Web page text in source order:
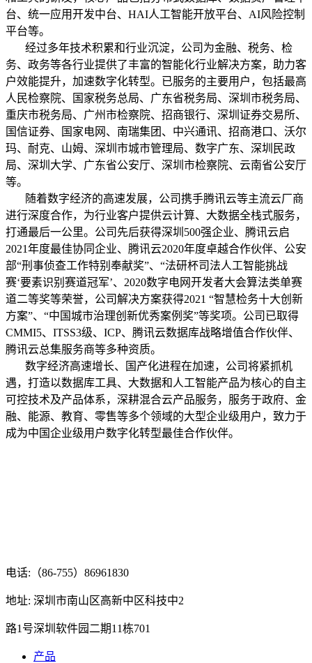
台、统一应用开发中台、HAI人工智能开放平台、AI风险控制
平台等。
经过多年技术积累和行业沉淀，公司为金融、税务、检
务、政务等各行业提供了丰富的智能化行业解决方案，助力客
户效能提升，加速数字化转型。已服务的主要用户，包括最高
人民检察院、国家税务总局、广东省税务局、深圳市税务局、
重庆市税务局、广州市检察院、招商银行、深圳证券交易所、
国信证券、国家电网、南瑞集团、中兴通讯、招商港口、沃尔
玛、耐克、山姆、深圳市城市管理局、数字广东、深圳民政
局、深圳大学、广东省公安厅、深圳市检察院、云南省公安厅
等。
随着数字经济的高速发展，公司携手腾讯云等主流云厂商
进行深度合作，为行业客户提供云计算、大数据全栈式服务，
打通最后一公里。公司先后获得深圳500强企业、腾讯云启
2021年度最佳协同企业、腾讯云2020年度卓越合作伙伴、公安
部“刑事侦查工作特别奉献奖”、“法研杯司法人工智能挑战
赛‘要素识别赛道冠军’、2020数字电网开发者大会算法类单赛
道二等奖等荣誉，公司解决方案获得2021 “智慧检务十大创新
方案”、“中国城市治理创新优秀案例奖”等奖项。公司已取得
CMMI5、ITSS3级、ICP、腾讯云数据库战略增值合作伙伴、
腾讯云总集服务商等多种资质。
数字经济高速增长、国产化进程在加速，公司将紧抓机
遇，打造以数据库工具、大数据和人工智能产品为核心的自主
可控技术及产品体系，深耕混合云产品服务，服务于政府、金
融、能源、教育、零售等多个领域的大型企业级用户，致力于
成为中国企业级用户数字化转型最佳合作伙伴。
电话:（86-755）86961830
地址: 深圳市南山区高新中区科技中2
路1号深圳软件园二期11栋701
产品